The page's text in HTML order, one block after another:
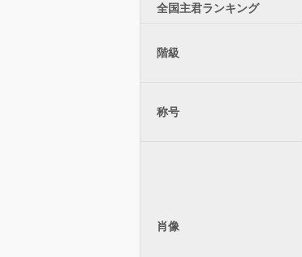
全国主君ランキング
階級
称号
肖像